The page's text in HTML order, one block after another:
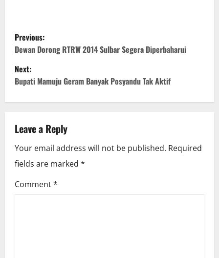
P
o
s
a
v
i
g
Previous:
Dewan Dorong RTRW 2014 Sulbar Segera Diperbaharui
Next:
Bupati Mamuju Geram Banyak Posyandu Tak Aktif
Leave a Reply
Your email address will not be published. Required
fields are marked *
Comment*